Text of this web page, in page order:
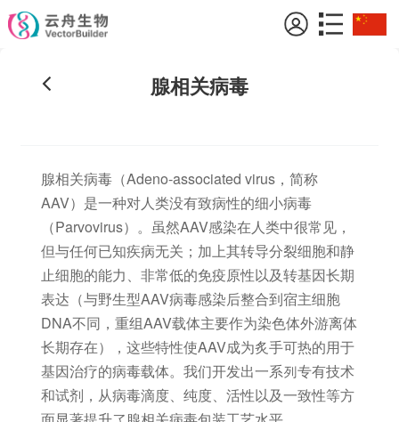
腺相关病毒
腺相关病毒（Adeno-associated virus，简称
AAV）是一种对人类没有致病性的细小病毒
（Parvovirus）。虽然AAV感染在人类中很常见，
但与任何已知疾病无关；加上其转导分裂细胞和静
止细胞的能力、非常低的免疫原性以及转基因长期
表达（与野生型AAV病毒感染后整合到宿主细胞
DNA不同，重组AAV载体主要作为染色体外游离体
长期存在），这些特性使AAV成为炙手可热的用于
基因治疗的病毒载体。我们开发出一系列专有技术
和试剂，从病毒滴度、纯度、活性以及一致性等方